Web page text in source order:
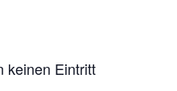
keinen Eintritt